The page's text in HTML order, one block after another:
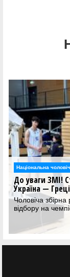
Національна
До уваги ЗМІ!
Україна —
Чоловіча
відбору на